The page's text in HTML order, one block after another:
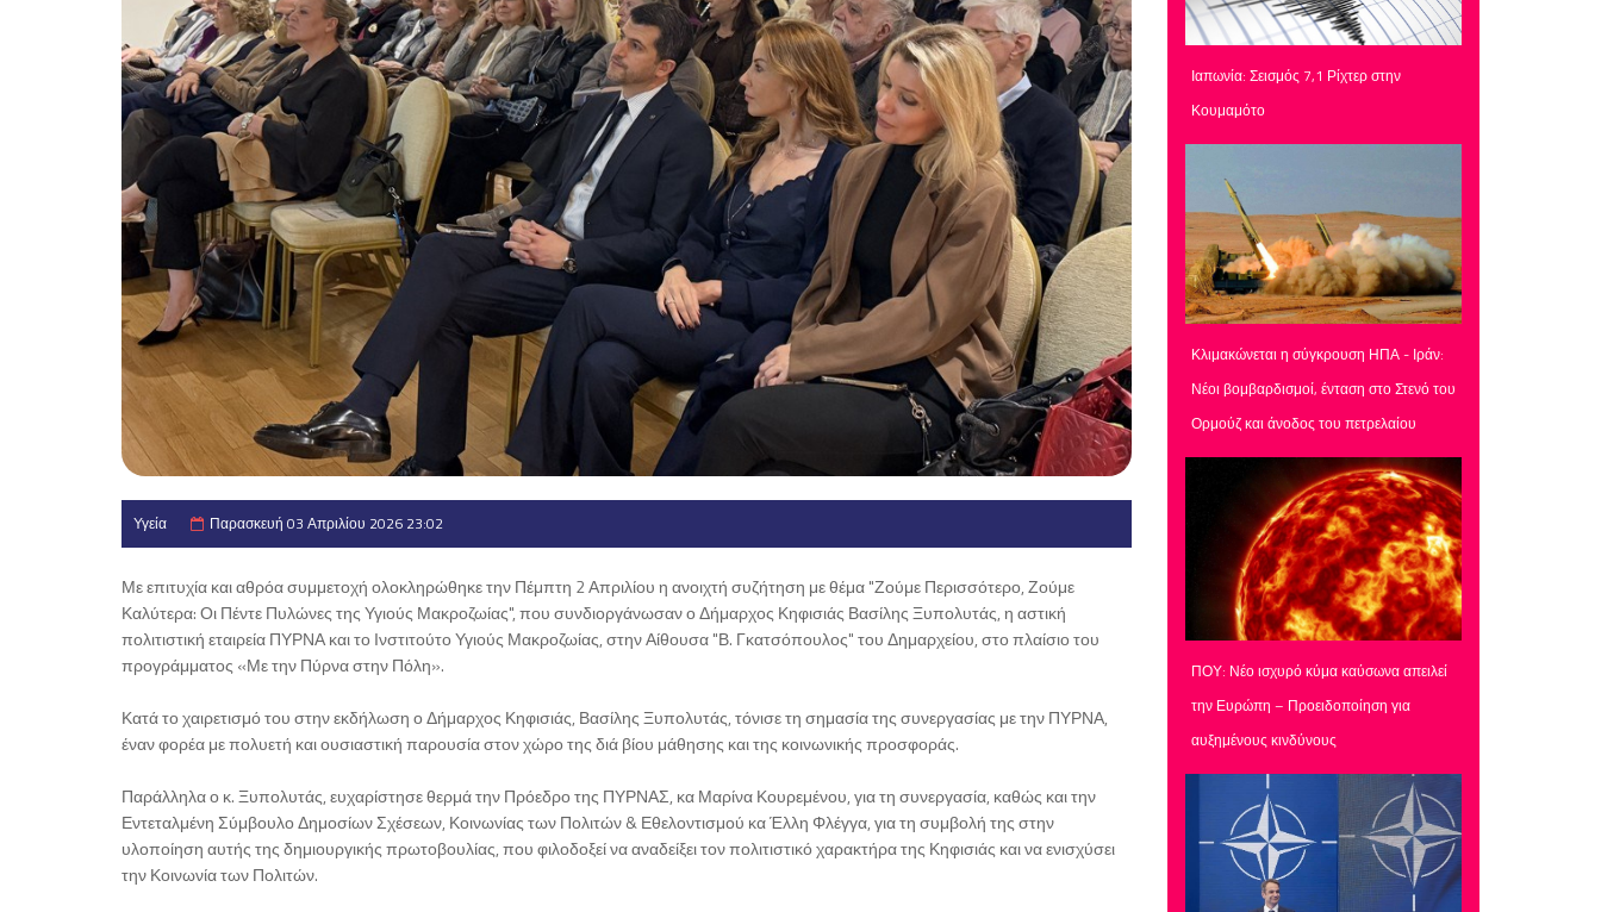
Υγεία Παρασκευή 03 Απριλίου 2026 23:02
Με επιτυχία και αθρόα συμμετοχή ολοκληρώθηκε την Πέμπτη 2 Απριλίου η ανοιχτή συζήτηση με θέμα "Ζούμε Περισσότερο, Ζούμε
Καλύτερα: Οι Πέντε Πυλώνες της Υγιούς Μακροζωίας", που συνδιοργάνωσαν ο Δήμαρχος Κηφισιάς Βασίλης Ξυπολυτάς, η αστική
πολιτιστική εταιρεία ΠΥΡΝΑ και το Ινστιτούτο Υγιούς Μακροζωίας, στην Αίθουσα "Β. Γκατσόπουλος" του Δημαρχείου, στο πλαίσιο του
προγράμματος «Με την Πύρνα στην Πόλη».
Κατά το χαιρετισμό του στην εκδήλωση ο Δήμαρχος Κηφισιάς, Βασίλης Ξυπολυτάς, τόνισε τη σημασία της συνεργασίας με την ΠΥΡΝΑ,
έναν φορέα με πολυετή και ουσιαστική παρουσία στον χώρο της διά βίου μάθησης και της κοινωνικής προσφοράς.
Παράλληλα ο κ. Ξυπολυτάς, ευχαρίστησε θερμά την Πρόεδρο της ΠΥΡΝΑΣ, κα Μαρίνα Κουρεμένου, για τη συνεργασία, καθώς και την
Εντεταλμένη Σύμβουλο Δημοσίων Σχέσεων, Κοινωνίας των Πολιτών & Εθελοντισμού κα Έλλη Φλέγγα, για τη συμβολή της στην
υλοποίηση αυτής της δημιουργικής πρωτοβουλίας, που φιλοδοξεί να αναδείξει τον πολιτιστικό χαρακτήρα της Κηφισιάς και να ενισχύσει
την Κοινωνία των Πολιτών.
Ιαπωνία: Σεισμός 7,1 Ρίχτερ στην
Κουμαμότο
Κλιμακώνεται η σύγκρουση ΗΠΑ - Ιράν:
Νέοι βομβαρδισμοί, ένταση στο Στενό του
Ορμούζ και άνοδος του πετρελαίου
ΠΟΥ: Νέο ισχυρό κύμα καύσωνα απειλεί
την Ευρώπη – Προειδοποίηση για
αυξημένους κινδύνους